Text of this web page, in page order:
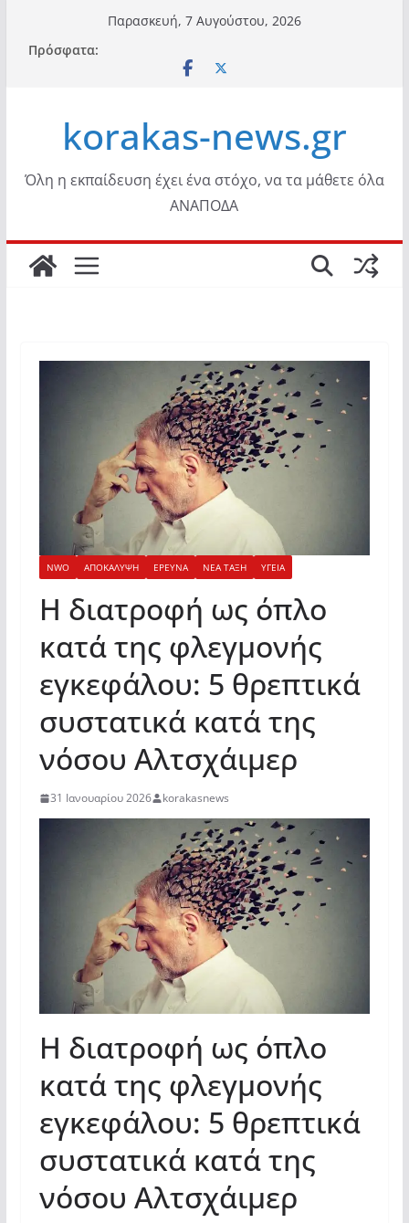
περιεχόμενο
Παρασκευή, 7 Αυγούστου, 2026
Πρόσφατα:
korakas-news.gr
Όλη η εκπαίδευση έχει ένα στόχο, να τα μάθετε όλα
ΑΝΑΠΟΔΑ
NWO ΑΠΟΚΑΛΥΨΗ ΕΡΕΥΝΑ ΝΕΑ ΤΑΞΗ ΥΓΕΙΑ
Η διατροφή ως όπλο
κατά της φλεγμονής
εγκεφάλου: 5 θρεπτικά
συστατικά κατά της
νόσου Αλτσχάιμερ
31 Ιανουαρίου 2026 korakasnews
Η διατροφή ως όπλο
κατά της φλεγμονής
εγκεφάλου: 5 θρεπτικά
συστατικά κατά της
νόσου Αλτσχάιμερ